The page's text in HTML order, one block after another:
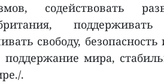
содействовать
свободу,
поддержание мира,
.